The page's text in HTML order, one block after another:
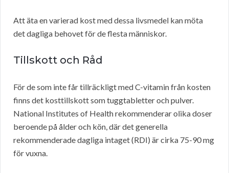
Att äta en varierad kost med dessa livsmedel kan möta
det dagliga behovet för de flesta människor.
Tillskott och Råd
För de som inte får tillräckligt med C-vitamin från kosten
finns det kosttillskott som tuggtabletter och pulver.
National Institutes of Health rekommenderar olika doser
beroende på ålder och kön, där det generella
rekommenderade dagliga intaget (RDI) är cirka 75-90 mg
för vuxna.